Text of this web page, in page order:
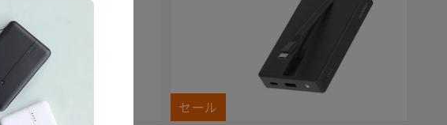
セール